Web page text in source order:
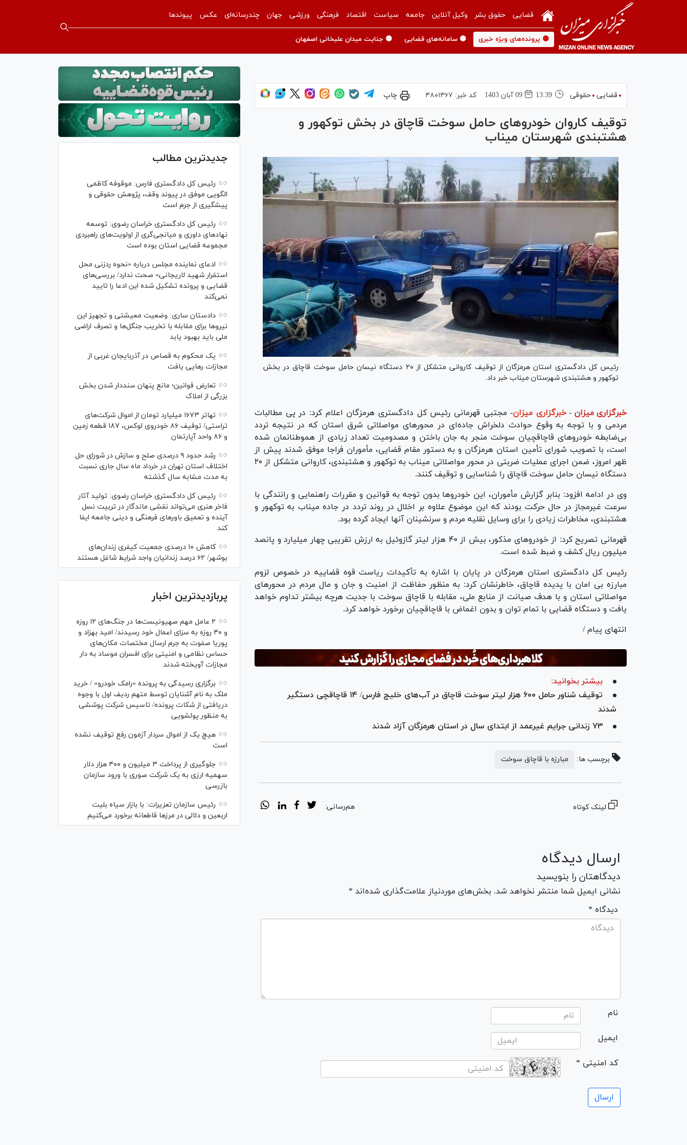
قضایی حقوق بشر وکیل آنلاین جامعه سیاست اقتصاد فرهنگی ورزشی جهان چندرسانه‌ای عکس پیوندها
🟡 پرونده‌های ویژه خبری 🟡 سامانه‌های قضایی 🟡 جنایت میدان علیخانی اصفهان
قضایی حقوقی 13:39 09 آبان 1403 کد خبر: ۴۸۰۱۴۶۷ چاپ
توقیف کاروان خودرو‌های حامل سوخت قاچاق در بخش توکهور و
هشتبندی شهرستان میناب
رئیس کل دادگستری استان هرمزگان از توقیف کاروانی متشکل از ۲۰ دستگاه نیسان حامل سوخت قاچاق در بخش
توکهور و هشتبندی شهرستان میناب خبر داد.
خبرگزاری میزان - خبرگزاری میزان- مجتبی قهرمانی رئیس کل دادگستری هرمزگان اعلام کرد: در پی مطالبات
مردمی و با توجه به وقوع حوادث دلخراش جاده‌ای در محور‌های مواصلاتی شرق استان که در نتیجه تردد
بی‌ضابطه خودرو‌های قاچاقچیان سوخت منجر به جان باختن و مصدومیت تعداد زیادی از هموطنانمان شده
است، با تصویب شورای تأمین استان هرمزگان و به دستور مقام قضایی، مأموران فراجا موفق شدند پیش از
ظهر امروز، ضمن اجرای عملیات ضربتی در محور مواصلاتی میناب به توکهور و هشتبندی، کاروانی متشکل از ۲۰
دستگاه نیسان حامل سوخت قاچاق را شناسایی و توقیف کنند.
وی در ادامه افزود: بنابر گزارش مأموران، این خودرو‌ها بدون توجه به قوانین و مقررات راهنمایی و رانندگی با
سرعت غیرمجاز در حال حرکت بودند که این موضوع علاوه بر اخلال در روند تردد در جاده میناب به توکهور و
هشتبندی، مخاطرات زیادی را برای وسایل نقلیه مردم و سرنشینان آنها ایجاد کرده بود.
قهرمانی تصریح کرد: از خودرو‌های مذکور، بیش از ۴۰ هزار لیتر گازوئیل به ارزش تقریبی چهار میلیارد و پانصد
میلیون ریال کشف و ضبط شده است.
رئیس کل دادگستری استان هرمزگان در پایان با اشاره به تأکیدات ریاست قوه قضاییه در خصوص لزوم
مبارزه بی امان با پدیده قاچاق، خاطرنشان کرد: به منظور حفاظت از امنیت و جان و مال مردم در محور‌های
مواصلاتی استان و با هدف صیانت از منابع ملی، مقابله با قاچاق سوخت با جدیت هرچه بیشتر تداوم خواهد
یافت و دستگاه قضایی با تمام توان و بدون اغماض با قاچاقچیان برخورد خواهد کرد.
انتهای پیام /
بیشتر بخوانید:
توقیف شناور حامل ۶۰۰ هزار لیتر سوخت قاچاق در آب‌های خلیج فارس/ ۱۴ قاچاقچی دستگیر
شدند
۷۳ زندانی جرایم غیرعمد از ابتدای سال در استان هرمزگان آزاد شدند
برچسب ها: مبارزه با قاچاق سوخت
لینک کوتاه هم‌رسانی:
ارسال دیدگاه
دیدگاهتان را بنویسید
نشانی ایمیل شما منتشر نخواهد شد. بخش‌های موردنیاز علامت‌گذاری شده‌اند *
* دیدگاه
نام
ایمیل
* کد امنیتی
جدیدترین مطالب
رئیس کل دادگستری فارس: موقوفه کاظمی
الگویی موفق در پیوند وقف، پژوهش حقوقی و
پیشگیری از جرم است
رئیس کل دادگستری خراسان رضوی: توسعه
نهاد‌های داوری و میانجی‌گری از اولویت‌های راهبردی
مجموعه قضایی استان بوده است
ادعای نماینده مجلس درباره «نحوه ردزنی محل
استقرار شهید لاریجانی» صحت ندارد/ بررسی‌های
قضایی و پرونده تشکیل شده این ادعا را تایید
نمی‌کند
دادستان ساری: وضعیت معیشتی و تجهیز این
نیرو‌ها برای مقابله با تخریب جنگل‌ها و تصرف اراضی
ملی باید بهبود یابد
یک محکوم به قصاص در آذربایجان‌ غربی از
مجازات رهایی یافت
تعارض قوانین؛ مانع پنهان سنددار شدن بخش
بزرگی از املاک
تهاتر ۱۶۷۳ میلیارد تومان از اموال شرکت‌های
تراستی/ توقیف ۸۶ خودروی لوکس، ۱۸۷ قطعه زمین
و ۸۶ واحد آپارتمان
رشد حدود ۹ درصدی صلح و سازش در شورای حل
اختلاف استان تهران در خرداد ماه سال جاری نسبت
به مدت مشابه سال گذشته
رئیس کل دادگستری خراسان رضوی: تولید آثار
فاخر هنری می‌تواند نقشی ماندگار در تربیت نسل
آینده و تعمیق باور‌های فرهنگی و دینی جامعه ایفا
کند
کاهش ۱۰ درصدی جمعیت کیفری زندان‌های
بوشهر/ ۶۲ درصد زندانیان واجد شرایط شاغل هستند
پربازدیدترین اخبار
۲ عامل مهم صهیونیست‌ها در جنگ‌های ۱۲ روزه
و ۴۰ روزه به سزای اعمال خود رسیدند/ امید بهزاد و
پوریا صفوت به جرم ارسال مختصات مکان‌های
حساس نظامی و امنیتی برای افسران موساد به دار
مجازات آویخته شدند
برگزاری رسیدگی به پرونده «رامک خودرو» / خرید
ملک به نام آشنایان توسط متهم ردیف اول با وجوه
دریافتی از شکات پرونده/ تاسیس شرکت پوششی
به منظور پولشویی
هیچ یک از اموال سردار آزمون رفع توقیف نشده
است
جلوگیری از پرداخت ۳ میلیون و ۴۰۰ هزار دلار
سهمیه ارزی به یک شرکت صوری با ورود سازمان
بازرسی
رئیس سازمان تعزیرات: با بازار سیاه بلیت
اربعین و دلالی در مرز‌ها قاطعانه برخورد می‌کنیم